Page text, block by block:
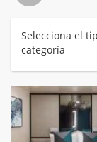
Selecciona el
categoría